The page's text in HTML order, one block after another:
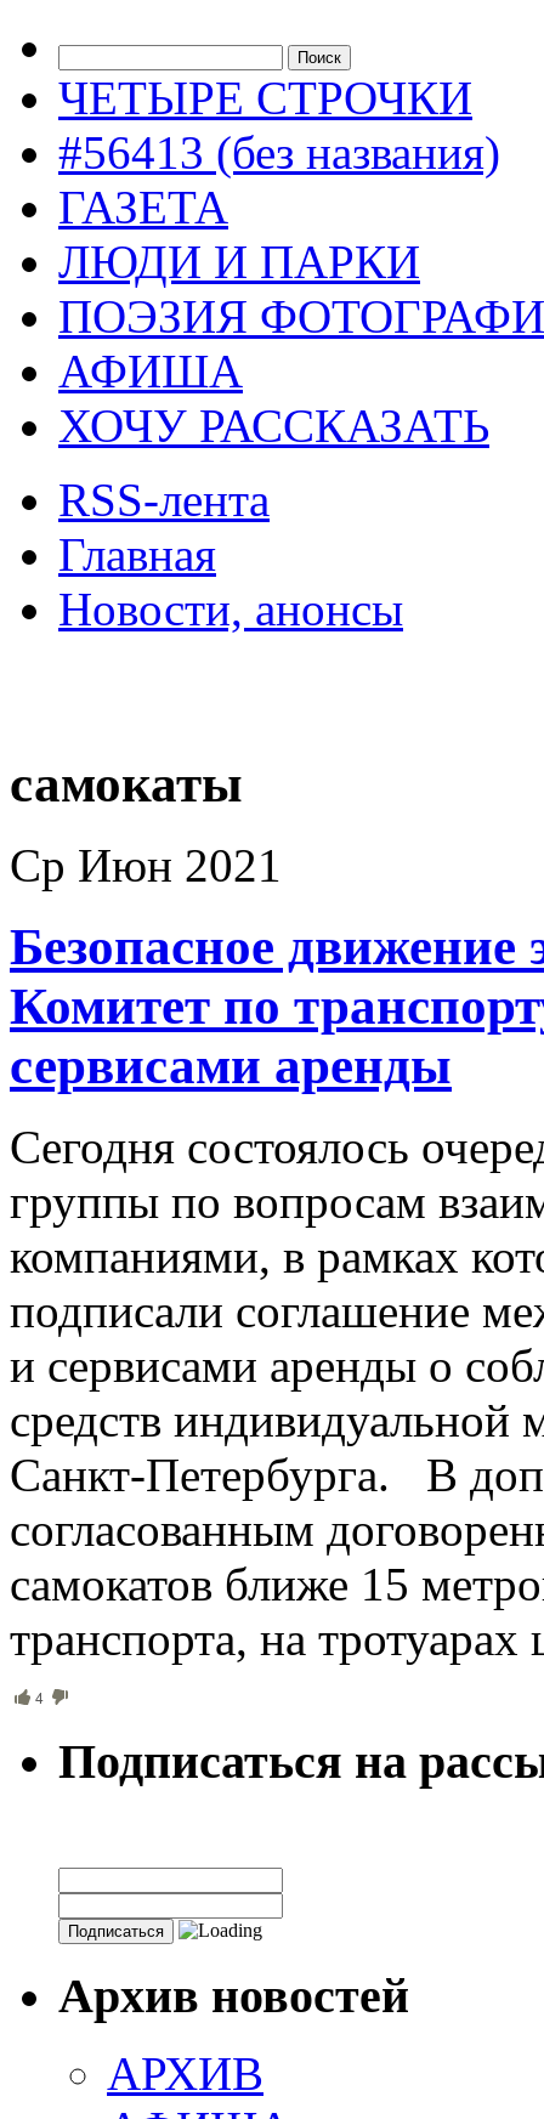
ЧЕТЫРЕ СТРОЧКИ
#56413 (без названия)
ГАЗЕТА
ЛЮДИ И ПАРКИ
ПОЭЗИЯ
АФИША
ХОЧУ РАССКАЗАТЬ
RSS-лента
Главная
Новости, анонсы
самокаты
Ср Июн 2021
Безопасное движение
Комитет по
сервисами аренды
Сегодня состоялось
группы по вопросам
компаниями, в рамках
подписали соглашение
и сервисами аренды о
средств индивидуальной
Санкт‑Петербурга. В
согласованным
самокатов ближе 15
транспорта, на
4
Подписаться на
Архив новостей
АРХИВ